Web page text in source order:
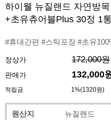
하이웰 뉴질랜드 자연방
+초유츄어블Plus 30정 1통
#휴대간편 #스틱포장 #초유
정상가 172,000원
판매가
132,000
적립금 1%(1320원)
원산지
뉴질랜드